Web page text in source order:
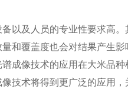
以及人员的专业性要求高
和覆盖度也会对结果产生影
成像技术的应用在大米品
技术将得到更广泛的应用